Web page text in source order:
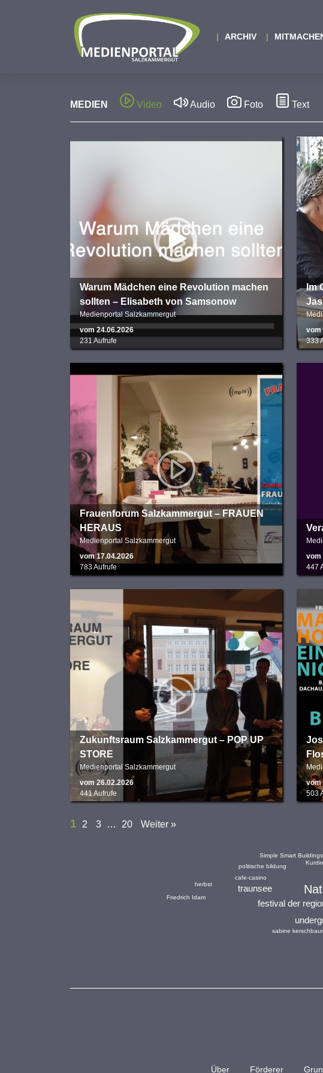
ARCHIV
MEDIEN Video Audio Foto Text
War­um Mäd­chen eine Revo­lu­ti­on machen
sollten – Eli­sa­beth von Sam­so­now
Medienportal Salzkammergut
vom 24.06.2026
231 Aufrufe
Im
vom
333
Frauenforum Salzkammergut – FRAUEN
HERAUS
Medienportal Salzkammergut
vom 17.04.2026
783 Aufrufe
vom
447
Zukunftsraum Salzkammergut – POP UP
STORE
Medienportal Salzkammergut
vom 26.02.2026
441 Aufrufe
vom
503
1 2 3 … 20 Weiter »
festival der
traunsee
cafe-casino
politische bildung
Simple Smart Buildings
sabine
herbst
Friedrich Idam
Über Förderer